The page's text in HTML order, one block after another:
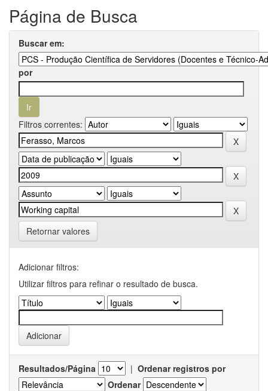
Página de Busca
Buscar em:
por
Filtros correntes:
Retornar valores
Adicionar filtros:
Utilizar filtros para refinar o resultado de busca.
Resultados/Página | Ordenar registros por
Ordenar